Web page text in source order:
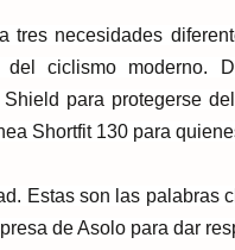
tres necesidades
ciclismo moderno.
para protegerse del
Shortfit 130 para
Estas son las palabras
de Asolo para dar